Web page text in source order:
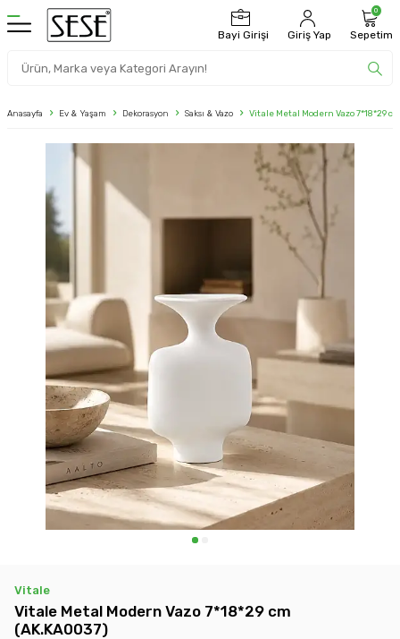
Bayi Girişi Giriş Yap
0
Sepetim
Anasayfa Ev & Yaşam Dekorasyon Saksı & Vazo Vitale Metal Modern Vazo 7*18*29
Vitale
Vitale Metal Modern Vazo 7*18*29 cm
(AK.KA0037)